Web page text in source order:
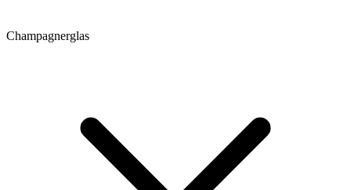
Champagnerglas